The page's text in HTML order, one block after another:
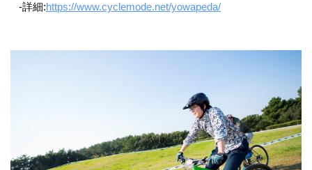
-詳細:https://www.cyclemode.net/yowapeda/